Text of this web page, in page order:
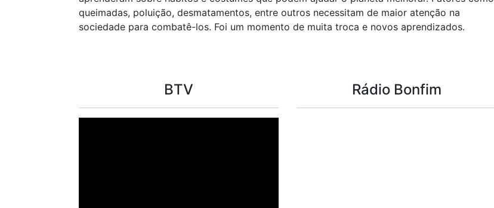
queimadas, poluição, desmatamentos, entre outros necessitam de maior atenção na
sociedade para combatê-los. Foi um momento de muita troca e novos aprendizados.
BTV Rádio Bonfim